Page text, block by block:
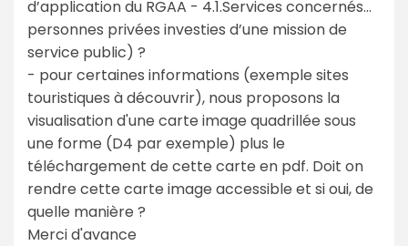
d’application du RGAA - 4.1.Services concernés...
personnes privées investies d’une mission de
service public) ?
- pour certaines informations (exemple sites
touristiques à découvrir), nous proposons la
visualisation d'une carte image quadrillée sous
une forme (D4 par exemple) plus le
téléchargement de cette carte en pdf. Doit on
rendre cette carte image accessible et si oui, de
quelle manière ?
Merci d'avance